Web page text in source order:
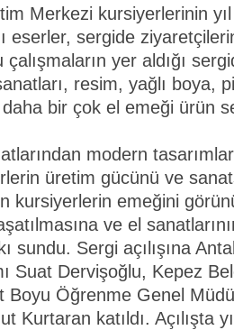
Merkezi kursiyerlerinin
eserler, sergide
yer aldığı
resim, yağlı boya,
bir çok el emeği ürün
modern
üretim gücünü ve
kursiyerlerin emeğini
ve el
sundu. Sergi açılışına
Suat Dervişoğlu, Kepez
Boyu Öğrenme Genel
Kurtaran katıldı. Açılışta